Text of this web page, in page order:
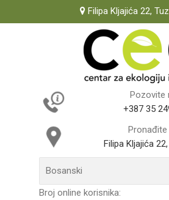
Filipa Kljajića 22,
Pozovite
+387 35
Pronađite
Filipa Kljajića
Broj online korisnika: